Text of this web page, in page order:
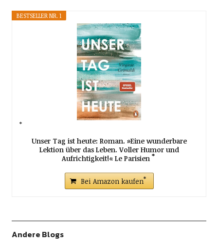
BESTSELLER NR. 1
Unser Tag ist heute: Roman. »Eine wunderbare
Lektion über das Leben. Voller Humor und
Aufrichtigkeit!« Le Parisien
Bei Amazon kaufen
Andere Blogs